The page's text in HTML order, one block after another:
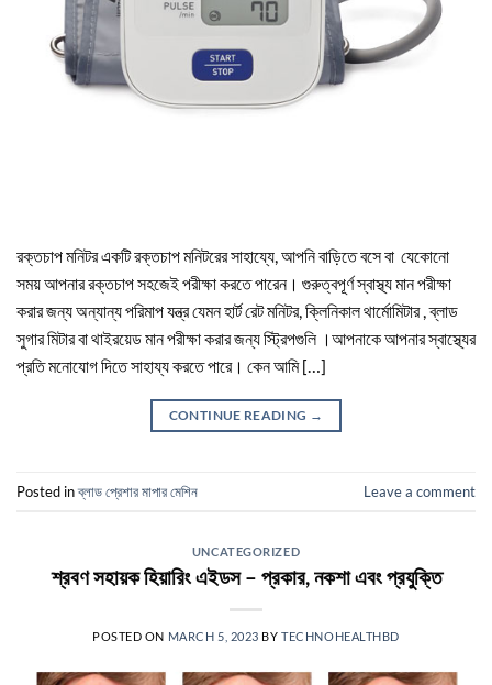
রক্তচাপ মনিটর একটি রক্তচাপ মনিটরের সাহায্যে, আপনি বাড়িতে বসে বা যেকোনো
সময় আপনার রক্তচাপ সহজেই পরীক্ষা করতে পারেন। গুরুত্বপূর্ণ স্বাস্থ্য মান পরীক্ষা
করার জন্য অন্যান্য পরিমাপ যন্ত্র যেমন হার্ট রেট মনিটর, ক্লিনিকাল থার্মোমিটার , ব্লাড
সুগার মিটার বা থাইরয়েড মান পরীক্ষা করার জন্য স্ট্রিপগুলি ।আপনাকে আপনার স্বাস্থ্যের
প্রতি মনোযোগ দিতে সাহায্য করতে পারে। কেন আমি […]
CONTINUE READING →
Posted inব্লাড প্রেশার মাপার মেশিন Leave a comment
UNCATEGORIZED
শ্রবণ সহায়ক হিয়ারিং এইডস – প্রকার, নকশা এবং প্রযুক্তি
POSTED ON MARCH 5, 2023 BYTECHNOHEALTHBD